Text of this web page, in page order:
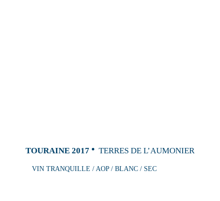
TOURAINE 2017 TERRES DE L’AUMONIER
VIN TRANQUILLE / AOP / BLANC / SEC